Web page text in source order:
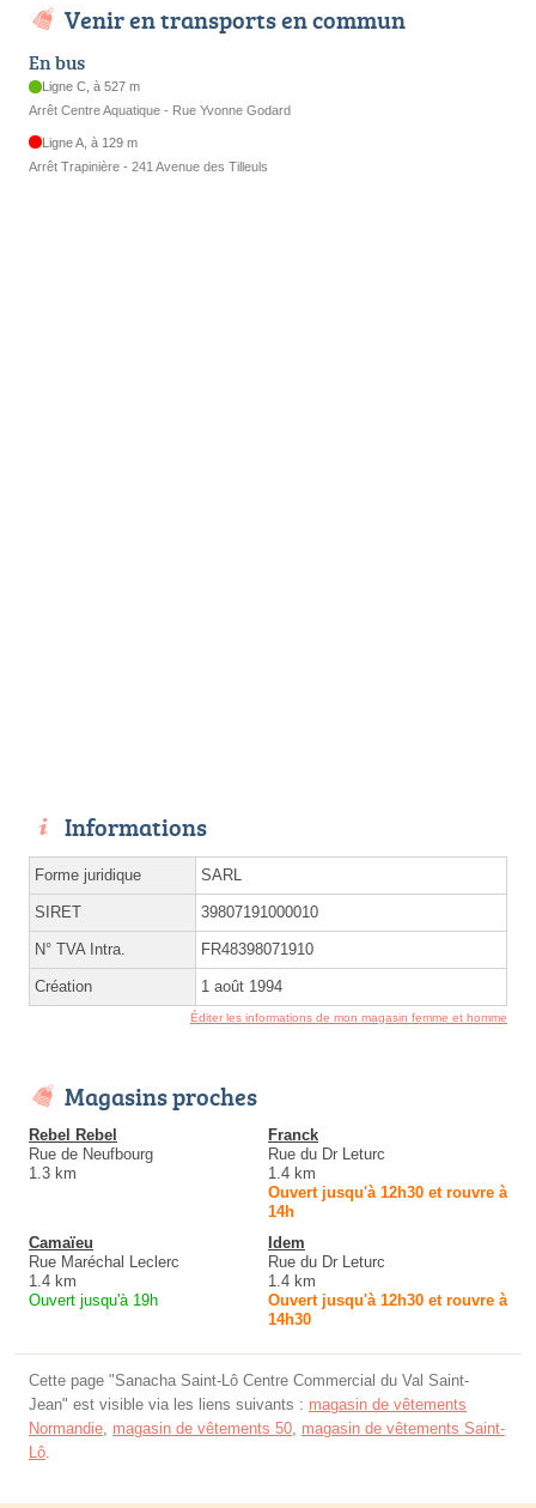
Venir en transports en commun
En bus
Ligne C, à 527 m
Arrêt Centre Aquatique - Rue Yvonne Godard
Ligne A, à 129 m
Arrêt Trapinière - 241 Avenue des Tilleuls
Informations
Forme juridique SARL
SIRET 39807191000010
N° TVA Intra. FR48398071910
Création 1 août 1994
Éditer les informations de mon magasin femme et homme
Magasins proches
Rebel Rebel
Rue de Neufbourg
1.3 km
Franck
Rue du Dr Leturc
1.4 km
Ouvert jusqu'à 12h30 et rouvre à
14h
Camaïeu
Rue Maréchal Leclerc
1.4 km
Ouvert jusqu'à 19h
Idem
Rue du Dr Leturc
1.4 km
Ouvert jusqu'à 12h30 et rouvre à
14h30
Cette page "Sanacha Saint-Lô Centre Commercial du Val Saint-
Jean" est visible via les liens suivants : magasin de vêtements
Normandie magasin de vêtements 50 magasin de vêtements Saint-
Lô